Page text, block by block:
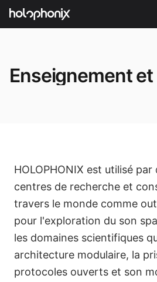
Enseignement
HOLOPHONIX est utilisé
centres de recherche et
travers le monde comme
pour l'exploration du son
les domaines scientifiques
architecture modulaire, la
protocoles ouverts et son